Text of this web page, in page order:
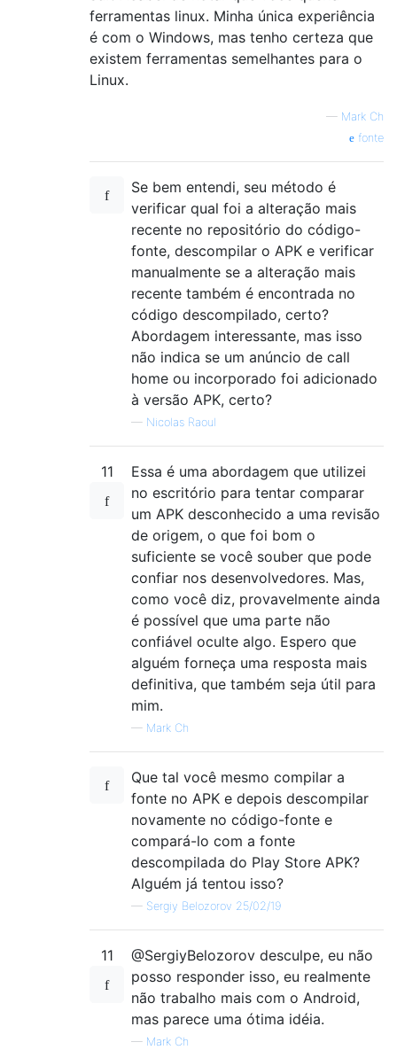
ferramentas linux. Minha única experiência
é com o Windows, mas tenho certeza que
existem ferramentas semelhantes para o
Linux.
— Mark Ch
fonte
Se bem entendi, seu método é
verificar qual foi a alteração mais
recente no repositório do código-
fonte, descompilar o APK e verificar
manualmente se a alteração mais
recente também é encontrada no
código descompilado, certo?
Abordagem interessante, mas isso
não indica se um anúncio de call
home ou incorporado foi adicionado
à versão APK, certo?
— Nicolas Raoul
11
Essa é uma abordagem que utilizei
no escritório para tentar comparar
um APK desconhecido a uma revisão
de origem, o que foi bom o
suficiente se você souber que pode
confiar nos desenvolvedores. Mas,
como você diz, provavelmente ainda
é possível que uma parte não
confiável oculte algo. Espero que
alguém forneça uma resposta mais
definitiva, que também seja útil para
mim.
— Mark Ch
Que tal você mesmo compilar a
fonte no APK e depois descompilar
novamente no código-fonte e
compará-lo com a fonte
descompilada do Play Store APK?
Alguém já tentou isso?
— Sergiy Belozorov 25/02/19
11
@SergiyBelozorov desculpe, eu não
posso responder isso, eu realmente
não trabalho mais com o Android,
mas parece uma ótima idéia.
— Mark Ch